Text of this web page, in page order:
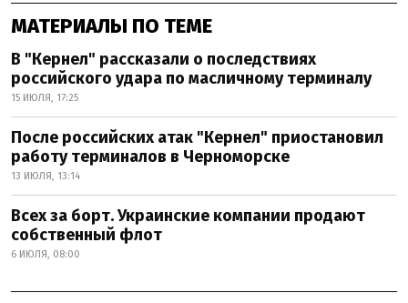
МАТЕРИАЛЫ ПО ТЕМЕ
В "Кернел" рассказали о последствиях
российского удара по масличному терминалу
15 ИЮЛЯ, 17:25
После российских атак "Кернел" приостановил
работу терминалов в Черноморске
13 ИЮЛЯ, 13:14
Всех за борт. Украинские компании продают
собственный флот
6 ИЮЛЯ, 08:00